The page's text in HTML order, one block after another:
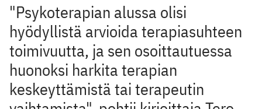
"Psykoterapian alussa olisi
hyödyllistä arvioida terapiasuhteen
toimivuutta, ja sen osoittautuessa
huonoksi harkita terapian
keskeyttämistä tai terapeutin